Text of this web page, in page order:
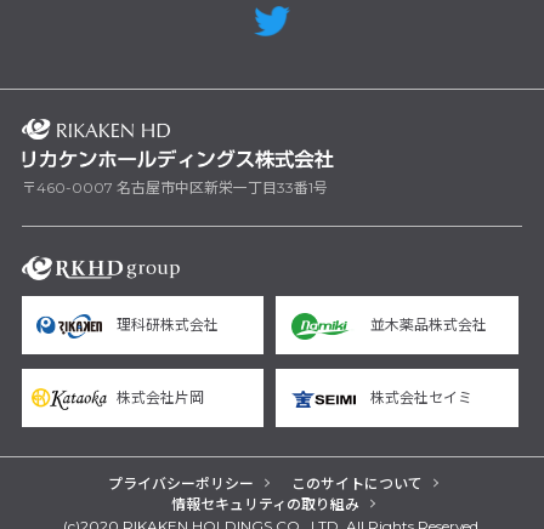
〒460-0007 名古屋市中区新栄一丁目33番1号
理科研株式会社 並木薬品株式会社
株式会社片岡 株式会社セイミ
プライバシーポリシー
このサイトについて
情報セキュリティの取り組み